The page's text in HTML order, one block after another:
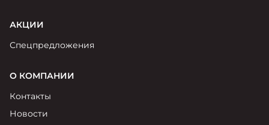
АКЦИИ
Спецпредложения
О КОМПАНИИ
Контакты
Новости